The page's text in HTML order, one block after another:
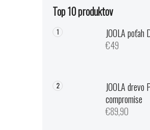
Top 10 produktov
JOOLA poťah
€49
JOOLA drevo
compromise
€89,90